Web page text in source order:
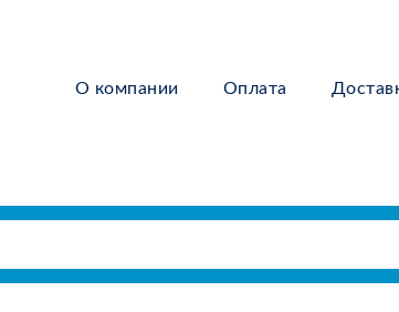
О компании Оплата